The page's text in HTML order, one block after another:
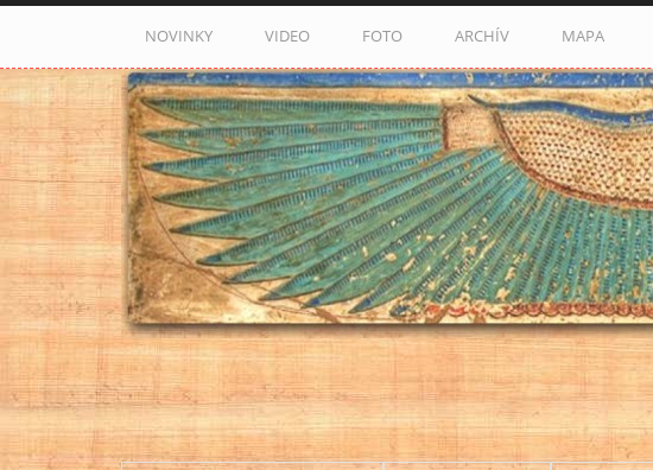
Skočiť na hlavný obsah
NOVINKY VIDEO FOTO ARCHÍV MAPA